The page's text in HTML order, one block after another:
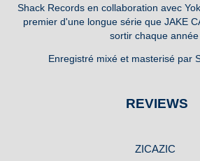
Shack Records en collaboration avec
premier d'une longue série que JAKE
sortir chaque année
Enregistré mixé et masterisé par
REVIEWS
ZICAZIC